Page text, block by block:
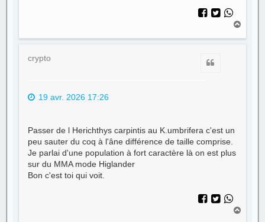
u
crypto
19 avr. 2026 17:26
Passer de l Herichthys carpintis au K.umbrifera c'est un
peu sauter du coq à l'âne différence de taille comprise.
Je parlai d'une population à fort caractère là on est plus
sur du MMA mode Higlander
Bon c'est toi qui voit.